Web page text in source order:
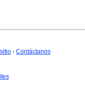
- Contáctanos